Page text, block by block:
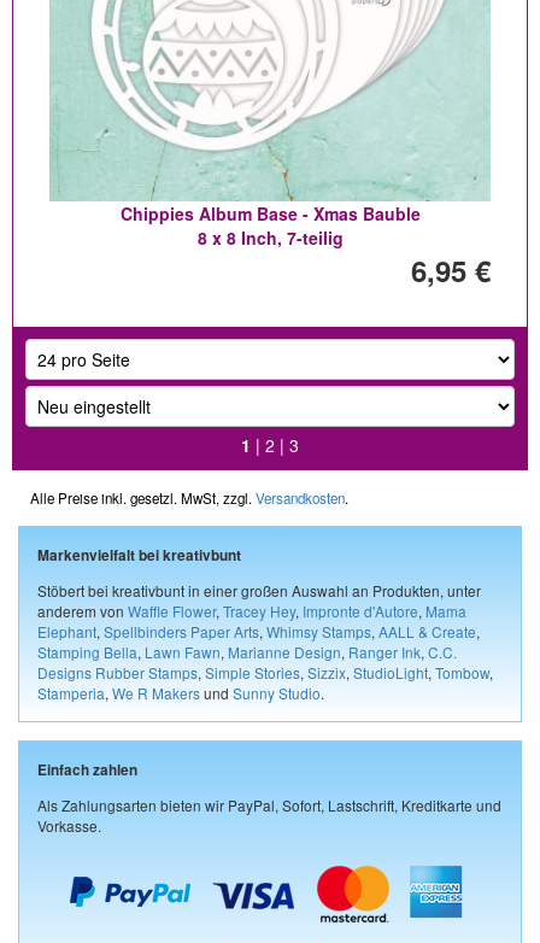
Chippies Album Base - Xmas Bauble
8 x 8 Inch, 7-teilig
6,95 €
1 | 2 | 3
Alle Preise inkl. gesetzl. MwSt, zzgl. Versandkosten.
Markenvielfalt bei kreativbunt
Stöbert bei kreativbunt in einer großen Auswahl an Produkten, unter
anderem von Waffle Flower, Tracey Hey, Impronte d'Autore, Mama
Elephant, Spellbinders Paper Arts, Whimsy Stamps, AALL & Create,
Stamping Bella, Lawn Fawn, Marianne Design, Ranger Ink, C.C.
Designs Rubber Stamps, Simple Stories, Sizzix, StudioLight, Tombow,
Stamperia, We R Makersund Sunny Studio.
Einfach zahlen
Als Zahlungsarten bieten wir PayPal, Sofort, Lastschrift, Kreditkarte und
Vorkasse.